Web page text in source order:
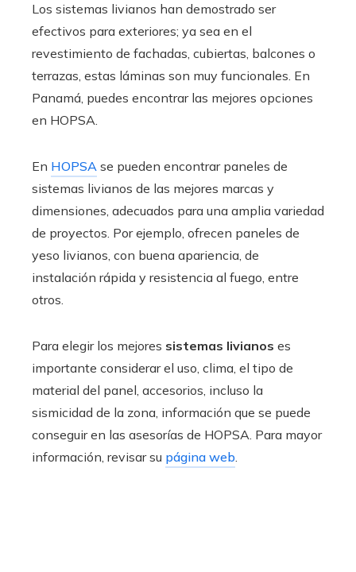
Los sistemas livianos han demostrado ser
efectivos para exteriores; ya sea en el
revestimiento de fachadas, cubiertas, balcones o
terrazas, estas láminas son muy funcionales. En
Panamá, puedes encontrar las mejores opciones
en HOPSA.
En HOPSA se pueden encontrar paneles de
sistemas livianos de las mejores marcas y
dimensiones, adecuados para una amplia variedad
de proyectos. Por ejemplo, ofrecen paneles de
yeso livianos, con buena apariencia, de
instalación rápida y resistencia al fuego, entre
otros.
Para elegir los mejores sistemas livianos es
importante considerar el uso, clima, el tipo de
material del panel, accesorios, incluso la
sismicidad de la zona, información que se puede
conseguir en las asesorías de HOPSA. Para mayor
información, revisar su página web.